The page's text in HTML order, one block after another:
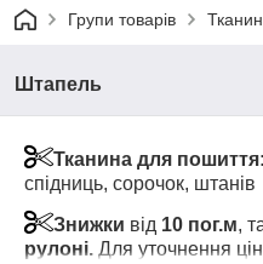
Групи товарів
Штапель
Тканина для пошиття:
спідниць, сорочок, штанів
Знижки від 10 пог.м,
рулоні. Для уточнення